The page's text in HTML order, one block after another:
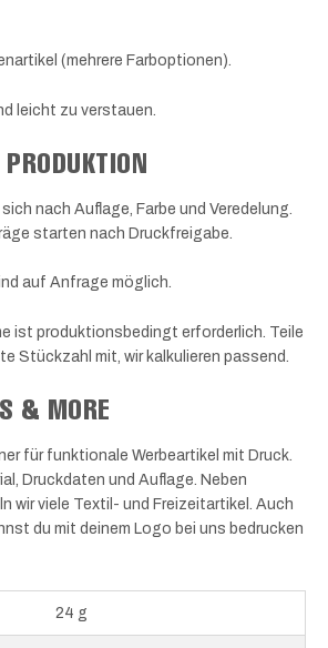
(mehrere Farboptionen).
leicht zu verstauen.
nach Auflage, Farbe und Veredelung.
starten nach Druckfreigabe.
auf Anfrage möglich.
ist produktionsbedingt erforderlich. Teile
Stückzahl mit, wir kalkulieren passend.
& MORE
für funktionale Werbeartikel mit Druck.
Druckdaten und Auflage. Neben
wir viele Textil- und Freizeitartikel. Auch
du mit deinem Logo bei uns bedrucken
24 g